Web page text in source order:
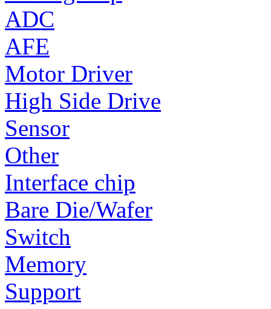
ADC
AFE
Motor Driver
High Side Drive
Sensor
Other
Interface chip
Bare Die/Wafer
Switch
Memory
Support